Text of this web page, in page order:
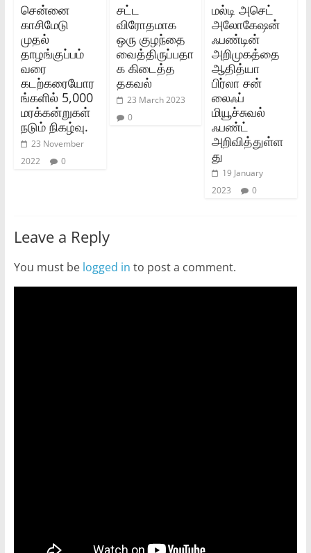
சென்னை
காசிமேடு
முதல்
தாழங்குப்பம்
வரை
கடற்கரையோர
ங்களில் 5,000
மரக்கன்றுகள்
நடும் நிகழ்வு.
23 November
2022
0
சட்ட
விரோதமாக
ஒரு குழந்தை
வைத்திருப்பதா
க கிடைத்த
தகவல்
23 March 2023
0
மல்டி அசெட்
அலோகேஷன்
ஃபண்டின்
அறிமுகத்தை
ஆதித்யா
பிர்லா சன்
லைஃப்
மியூச்சுவல்
ஃபண்ட்
அறிவித்துள்ள
து
19 January
2023
0
Leave a Reply
You must be logged in to post a comment.